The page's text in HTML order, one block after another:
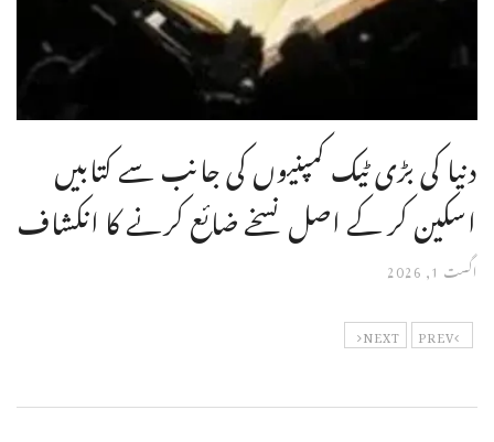
دنیا کی بڑی ٹیک کمپنیوں کی جانب سے کتابیں
اسکین کر کے اصل نسخے ضائع کرنے کا انکشاف
اگست 1, 2026
PREV
NEXT